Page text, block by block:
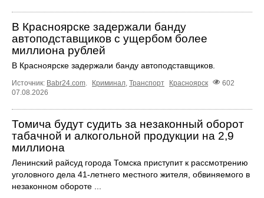
В Красноярске задержали банду
автоподставщиков с ущербом более
миллиона рублей
В Красноярске задержали банду автоподставщиков.
Источник: Babr24.com Криминал Транспорт Красноярск
602
07.08.2026
Томича будут судить за незаконный оборот
табачной и алкогольной продукции на 2,9
миллиона
Ленинский райсуд города Томска приступит к рассмотрению
уголовного дела 41-летнего местного жителя, обвиняемого в
незаконном обороте ...